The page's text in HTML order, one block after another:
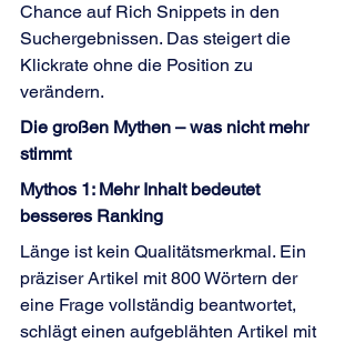
Chance auf Rich Snippets in den
Suchergebnissen. Das steigert die
Klickrate ohne die Position zu
verändern.
Die großen Mythen – was nicht mehr
stimmt
Mythos 1: Mehr Inhalt bedeutet
besseres Ranking
Länge ist kein Qualitätsmerkmal. Ein
präziser Artikel mit 800 Wörtern der
eine Frage vollständig beantwortet,
schlägt einen aufgeblähten Artikel mit